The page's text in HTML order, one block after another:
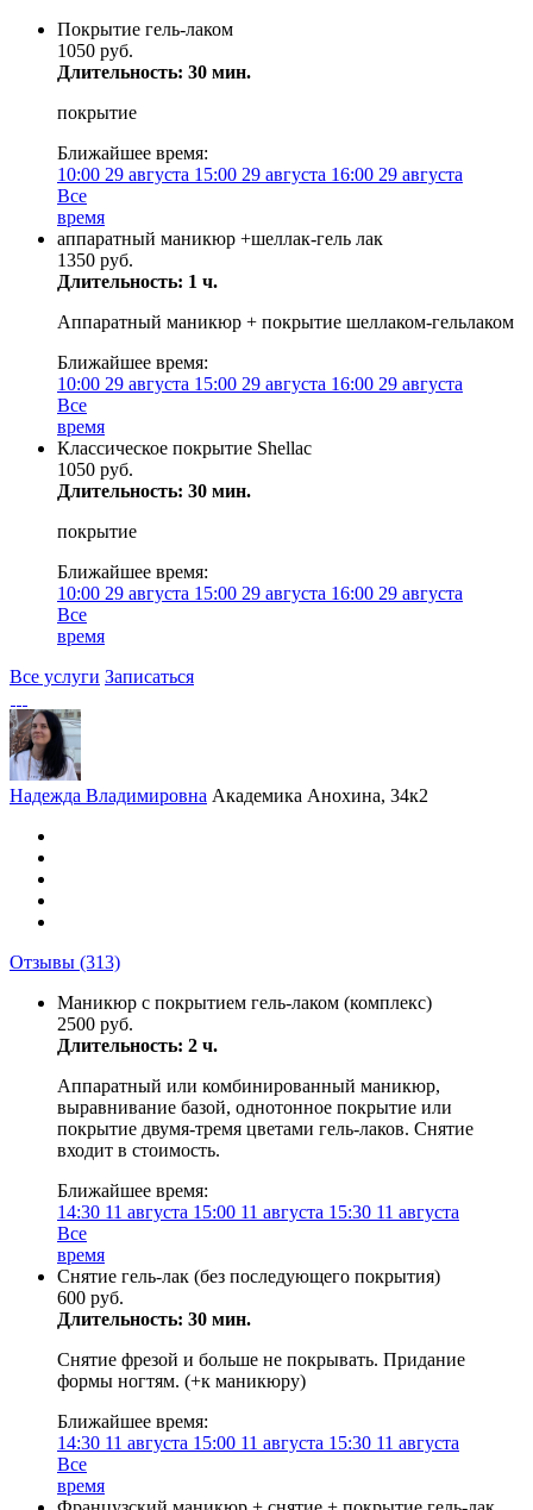
Покрытие гель-лаком
1050 руб.
Длительность: 30 мин.
покрытие
Ближайшее время:
10:00 29 августа 15:00 29 августа 16:00 29 августа
Все
время
аппаратный маникюр +шеллак-гель лак
1350 руб.
Длительность: 1 ч.
Аппаратный маникюр + покрытие шеллаком-гельлаком
Ближайшее время:
10:00 29 августа 15:00 29 августа 16:00 29 августа
Все
время
Классическое покрытие Shellac
1050 руб.
Длительность: 30 мин.
покрытие
Ближайшее время:
10:00 29 августа 15:00 29 августа 16:00 29 августа
Все
время
Все услуги Записаться
Надежда Владимировна Академика Анохина, 34к2
Отзывы (313)
Маникюр с покрытием гель-лаком (комплекс)
2500 руб.
Длительность: 2 ч.
Аппаратный или комбинированный маникюр,
выравнивание базой, однотонное покрытие или
покрытие двумя-тремя цветами гель-лаков. Снятие
входит в стоимость.
Ближайшее время:
14:30 11 августа 15:00 11 августа 15:30 11 августа
Все
время
Снятие гель-лак (без последующего покрытия)
600 руб.
Длительность: 30 мин.
Снятие фрезой и больше не покрывать. Придание
формы ногтям. (+к маникюру)
Ближайшее время:
14:30 11 августа 15:00 11 августа 15:30 11 августа
Все
время